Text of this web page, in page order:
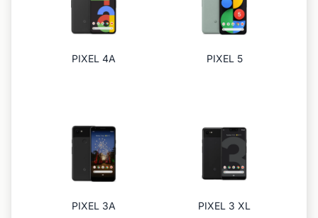
PIXEL 4A PIXEL 5
PIXEL 3A PIXEL 3 XL